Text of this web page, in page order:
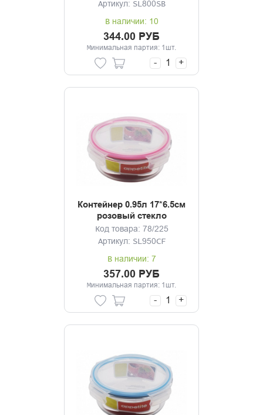
Артикул: SL800SB
В наличии: 10
344.00 РУБ
Минимальная партия: 1шт.
- +
Контейнер 0.95л 17*6.5см
розовый стекло
Код товара: 78/225
Артикул: SL950CF
В наличии: 7
357.00 РУБ
Минимальная партия: 1шт.
- +